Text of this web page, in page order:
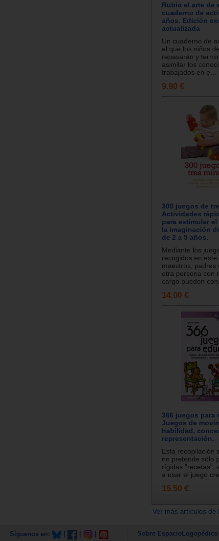
Rubio el arte de
cuaderno de
años. Edición
actualizada
Un cuaderno de
el que los niños
repasarán y
asimilar los
trabajados en e...
9.90 €
300 juegos de
Actividades
para estimular
la imaginación
de 2 a 5 años.
Mediante los
recogidos en este
maestros, padres
otra persona con
cargo pueden
14.00 €
366 juegos para
Juegos de
habilidad,
representación.
Esta recopilación
no pretende sólo
rígidas "recetas",
a usar el juego
15.50 €
Ver más artículos
Síguenos en: Sobre EspacioLogopédico